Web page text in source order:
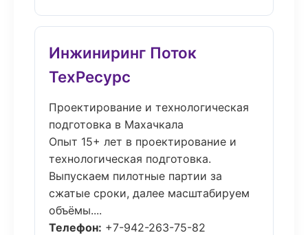
Инжиниринг Поток
ТехРесурс
Проектирование и технологическая
подготовка в Махачкала
Опыт 15+ лет в проектирование и
технологическая подготовка.
Выпускаем пилотные партии за
сжатые сроки, далее масштабируем
объёмы....
Телефон: +7-942-263-75-82